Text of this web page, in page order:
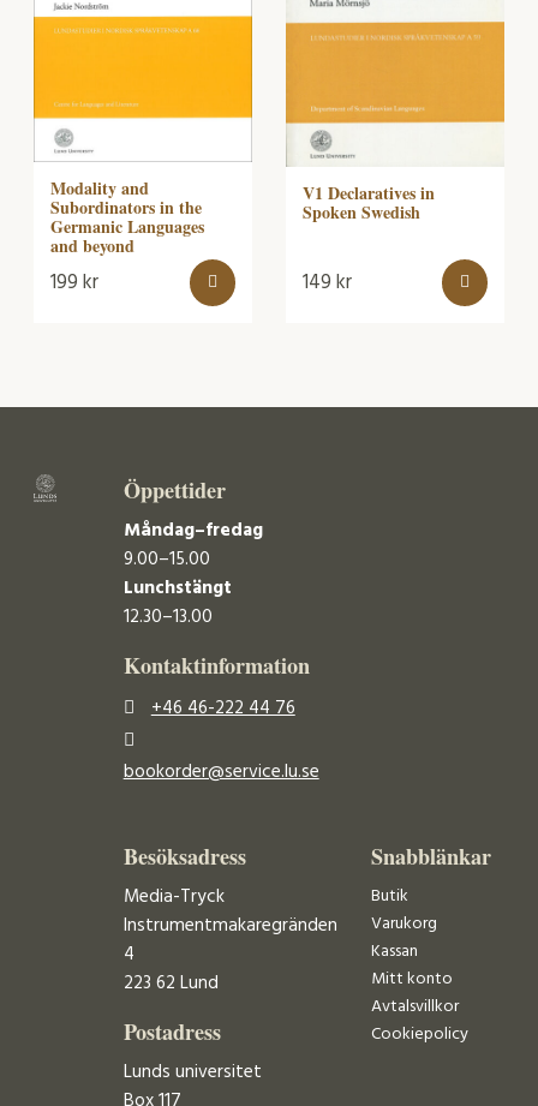
Modality and
Subordinators in the
Germanic Languages
and beyond
199kr
V1 Declaratives in
Spoken Swedish
149kr
Öppettider
Måndag–fredag
9.00–15.00
Lunchstängt
12.30–13.00
Kontaktinformation
+46 46-222 44 76
bookorder@service.lu.se
Besöksadress
Media-Tryck
Instrumentmakaregränden
4
223 62 Lund
Postadress
Lunds universitet
Snabblänkar
Butik
Varukorg
Kassan
Mitt konto
Avtalsvillkor
Cookiepolicy